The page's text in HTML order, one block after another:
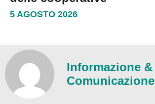
5 AGOSTO 2026
Informazione &
Comunicazione